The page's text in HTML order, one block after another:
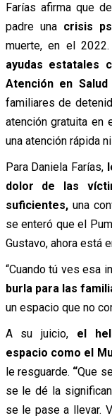
Farías afirma que
padre una crisis
muerte, en el
ayudas estatales
Atención en Salud
familiares de
atención gratuita en
una atención rápida
Para Daniela Farías,
dolor de las
suficientes,una
se enteró que el
Gustavo, ahora está
“Cuando tú ves esa
burla para las
un espacio que no
A su juicio, el
espacio como el
le resguarde. “Que
se le dé la
se le pase a llevar.